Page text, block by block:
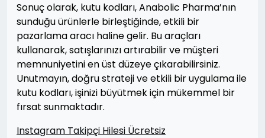
Sonuç olarak, kutu kodları, Anabolic Pharma’nın
sunduğu ürünlerle birleştiğinde, etkili bir
pazarlama aracı haline gelir. Bu araçları
kullanarak, satışlarınızı artırabilir ve müşteri
memnuniyetini en üst düzeye çıkarabilirsiniz.
Unutmayın, doğru strateji ve etkili bir uygulama ile
kutu kodları, işinizi büyütmek için mükemmel bir
fırsat sunmaktadır.
Instagram Takipçi Hilesi Ücretsiz